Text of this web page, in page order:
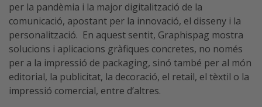
per la pandèmia i la major digitalització de la
comunicació, apostant per la innovació, el disseny i la
personalització. En aquest sentit, Graphispag mostra
solucions i aplicacions gràfiques concretes, no només
per a la impressió de packaging, sinó també per al món
editorial, la publicitat, la decoració, el retail, el tèxtil o la
impressió comercial, entre d’altres.